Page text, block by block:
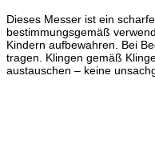
Dieses Messer ist ein
bestimmungsgemäß
Kindern aufbewahren. Bei
tragen. Klingen gemäß
austauschen – keine